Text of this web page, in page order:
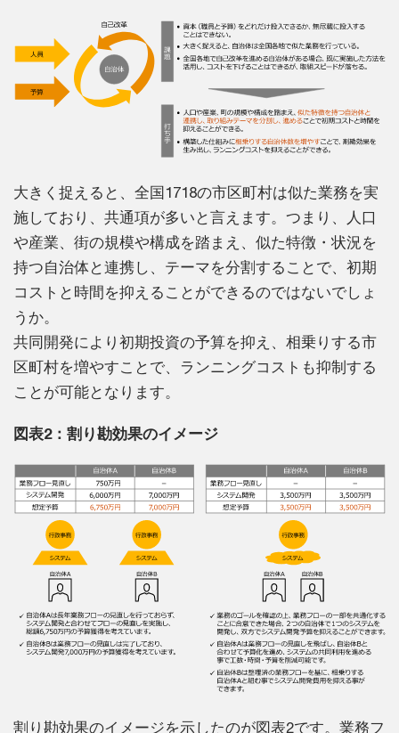
大きく捉えると、全国1718の市区町村は似た業務を実
施しており、共通項が多いと言えます。つまり、人口
や産業、街の規模や構成を踏まえ、似た特徴・状況を
持つ自治体と連携し、テーマを分割することで、初期
コストと時間を抑えることができるのではないでしょ
うか。
共同開発により初期投資の予算を抑え、相乗りする市
区町村を増やすことで、ランニングコストも抑制する
ことが可能となります。
図表2： 割り勘効果のイメージ
割り勘効果のイメージを示したのが図表2です。業務フ